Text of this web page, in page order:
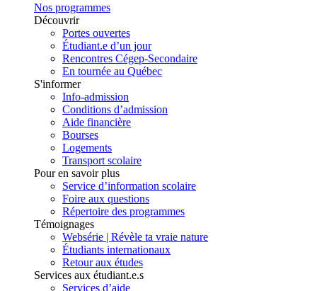
Nos programmes
Découvrir
Portes ouvertes
Étudiant.e d’un jour
Rencontres Cégep-Secondaire
En tournée au Québec
S'informer
Info-admission
Conditions d’admission
Aide financière
Bourses
Logements
Transport scolaire
Pour en savoir plus
Service d’information scolaire
Foire aux questions
Répertoire des programmes
Témoignages
Websérie | Révèle ta vraie nature
Étudiants internationaux
Retour aux études
Services aux étudiant.e.s
Services d’aide